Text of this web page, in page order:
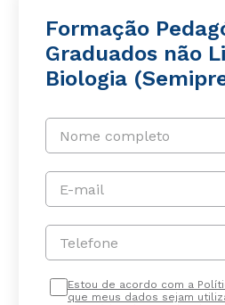
Formação
Graduados não
Biologia
Nome completo
E-mail
Telefone
Estou de acordo com a
que meus dados sejam